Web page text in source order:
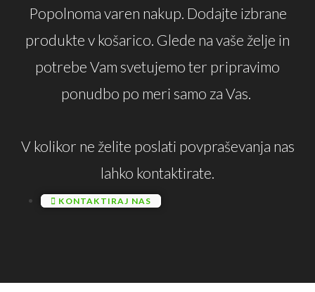
Popolnoma varen nakup. Dodajte izbrane
produkte v košarico. Glede na vaše želje in
potrebe Vam svetujemo ter pripravimo
ponudbo po meri samo za Vas.
V kolikor ne želite poslati povpraševanja nas
lahko kontaktirate.
KONTAKTIRAJ NAS